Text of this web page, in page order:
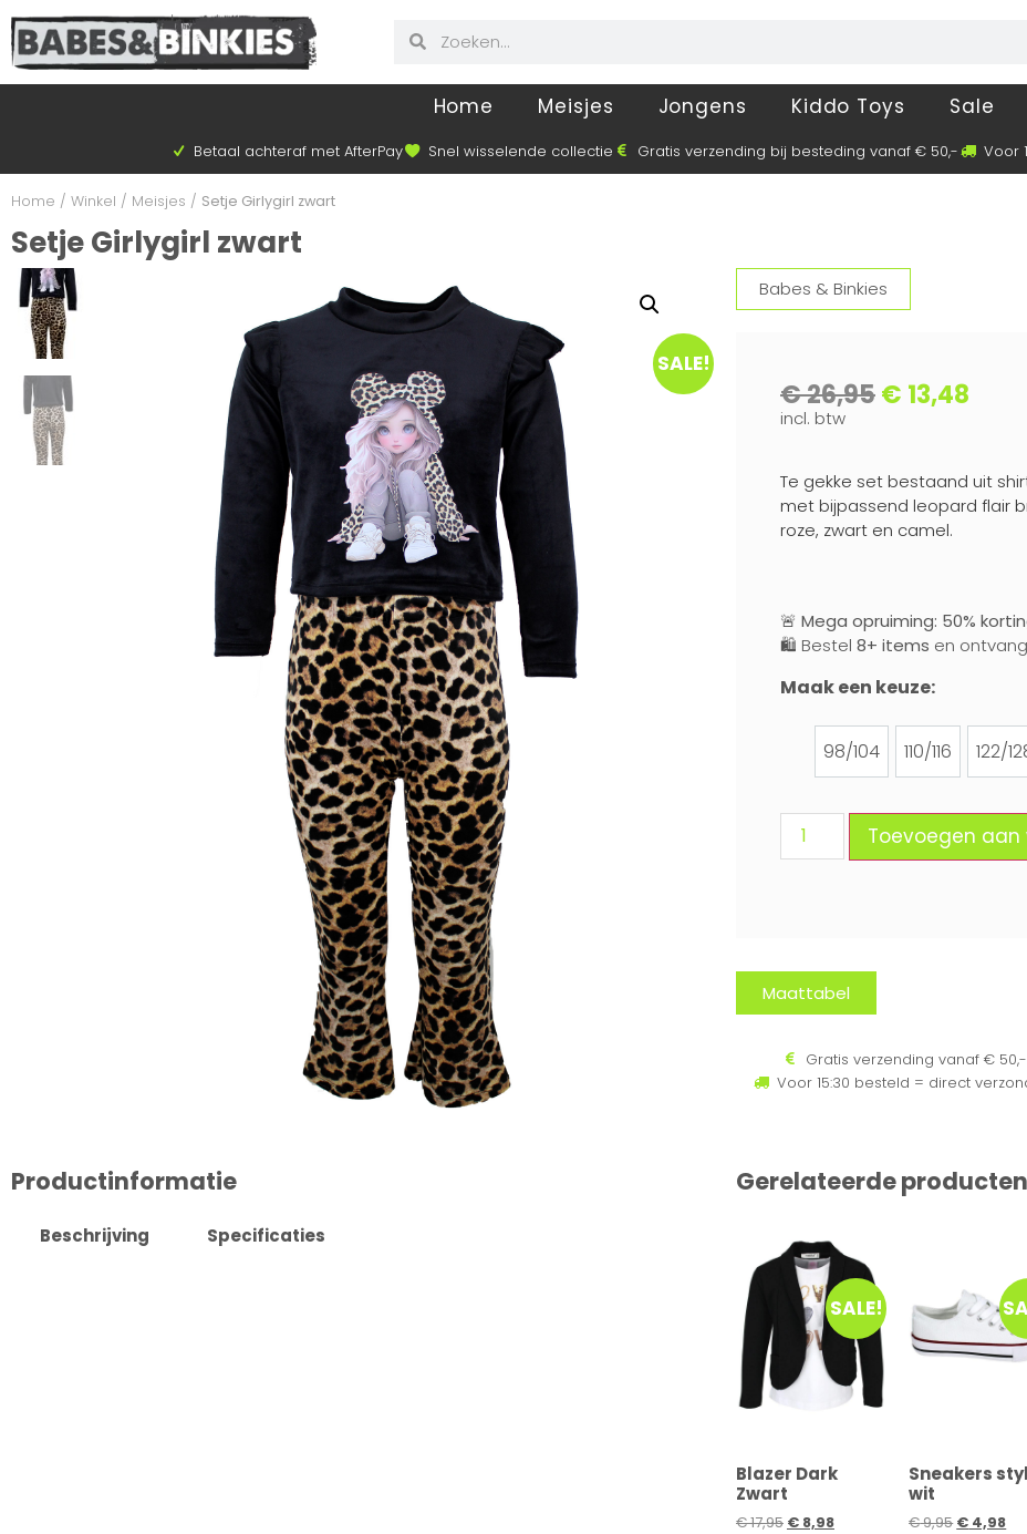
Home Meisjes Jongens Kiddo Toys Sale
Betaal achteraf met AfterPay Snel wisselende collectie Gratis verzending bij besteding vanaf € 50,- Voor
Home / Winkel / Meisjes / Setje Girlygirl zwart
Setje Girlygirl zwart
SALE!
Babes & Binkies
€26,95€ 13,48
incl. btw
Te gekke set bestaand uit
met bijpassend leopard flair
roze, zwart en camel.
🚨 Mega opruiming: 50%
🛍️ Bestel 8+ items en
Maak een keuze:
98/104
98/104
110/116
110/116
122/
Toevoegen aan
Maattabel
Gratis verzending vanaf € 50,-
Voor 15:30 besteld = direct
Productinformatie
Beschrijving Specificaties
Gerelateerde producten
SALE!
Blazer Dark
Zwart
€17,95 € 8,98
Sneakers
wit
€9,95 € 4,98